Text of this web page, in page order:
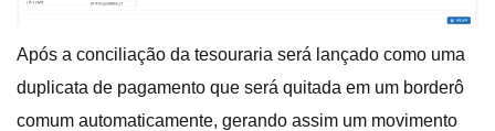
Após a conciliação da tesouraria será lançado como uma
duplicata de pagamento que será quitada em um borderô
comum automaticamente, gerando assim um movimento